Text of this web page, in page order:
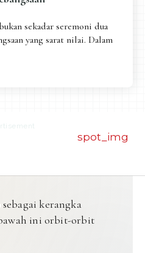
sekadar seremoni dua
yang sarat nilai. Dalam
kerangka
ini orbit-orbit